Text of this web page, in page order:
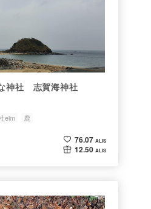
神社 志賀海神社
elm 鹿
76.07 ALIS
12.50 ALIS